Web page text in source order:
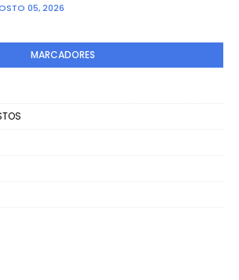
05, 2026
MARCADORES